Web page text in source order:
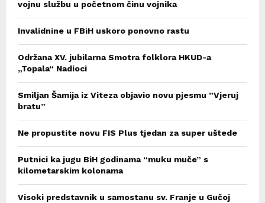
vojnu službu u početnom činu vojnika
Invalidnine u FBiH uskoro ponovno rastu
Održana XV. jubilarna Smotra folklora HKUD-a
„Topala“ Nadioci
Smiljan Šamija iz Viteza objavio novu pjesmu ”Vjeruj
bratu”
Ne propustite novu FIS Plus tjedan za super uštede
Putnici ka jugu BiH godinama “muku muče” s
kilometarskim kolonama
Visoki predstavnik u samostanu sv. Franje u Gučoj